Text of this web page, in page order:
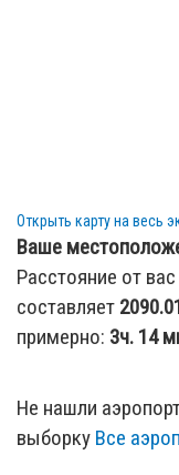
Открыть карту на весь
Ваше
Расстояние от
составляет
примерно: 3ч. 14
Не нашли
выборку Все